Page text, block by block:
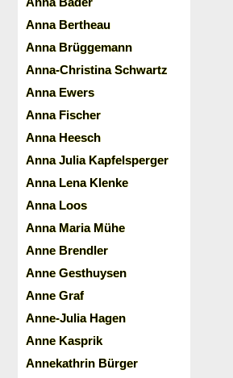
Anna Bertheau
Anna Brüggemann
Anna-Christina Schwartz
Anna Ewers
Anna Fischer
Anna Heesch
Anna Julia Kapfelsperger
Anna Lena Klenke
Anna Loos
Anna Maria Mühe
Anne Brendler
Anne Gesthuysen
Anne Graf
Anne-Julia Hagen
Anne Kasprik
Annekathrin Bürger